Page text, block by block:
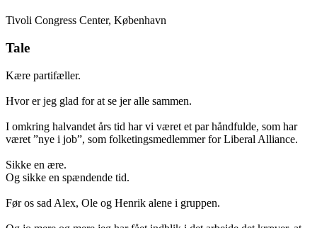
Tivoli Congress Center, København
Tale
Kære partifæller.
Hvor er jeg glad for at se jer alle sammen.
I omkring halvandet års tid har vi været et par håndfulde, som har
været ”nye i job”, som folketingsmedlemmer for Liberal Alliance.
Sikke en ære.
Og sikke en spændende tid.
Før os sad Alex, Ole og Henrik alene i gruppen.